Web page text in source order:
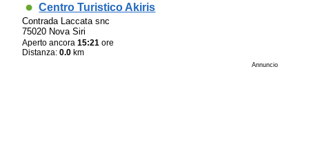
Centro Turistico Akiris
Contrada Laccata snc
75020 Nova Siri
Aperto ancora15:21 ore
Distanza:0.0 km
Annuncio